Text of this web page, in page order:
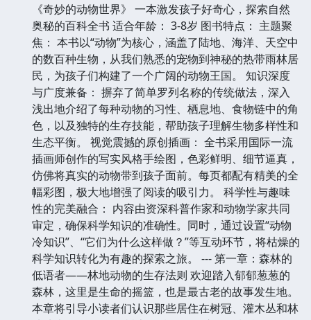
《奇妙的动物世界》 一本激发孩子好奇心，探索自然
奥秘的百科全书 适合年龄： 3-8岁 图书特点： 主题聚
焦： 本书以“动物”为核心，涵盖了陆地、海洋、天空中
的数百种生物，从我们熟悉的宠物到神秘的热带雨林居
民，为孩子们构建了一个广阔的动物王国。 知识深度
与广度兼备： 摒弃了简单罗列名称的传统做法，深入
浅出地介绍了每种动物的习性、栖息地、食物链中的角
色，以及独特的生存技能，帮助孩子理解生物多样性和
生态平衡。 视觉震撼的原创插画： 全书采用国际一流
插画师创作的写实风格手绘图，色彩鲜明、细节逼真，
仿佛将真实的动物带到孩子面前。每页都配有精美的全
幅彩图，极大地增强了阅读的吸引力。 科学性与趣味
性的完美融合： 内容由资深科普作家和动物学家共同
审定，确保科学知识的准确性。同时，通过设置“动物
冷知识”、“它们为什么这样做？”等互动环节，将枯燥的
科学知识转化为有趣的探索之旅。 --- 第一章：森林的
低语者——林地动物的生存法则 欢迎踏入郁郁葱葱的
森林，这里是生命的摇篮，也是最古老的故事发生地。
本章将引导小读者们认识那些居住在树冠、灌木丛和林